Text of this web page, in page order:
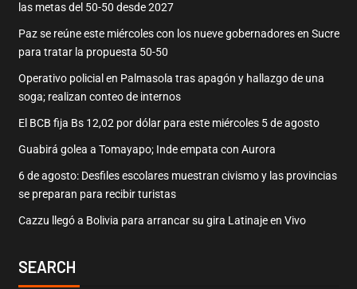
las metas del 50-50 desde 2027
Paz se reúne este miércoles con los nueve gobernadores en Sucre
para tratar la propuesta 50-50
Operativo policial en Palmasola tras apagón y hallazgo de una
soga; realizan conteo de internos
El BCB fija Bs 12,02 por dólar para este miércoles 5 de agosto
Guabirá golea a Tomayapo; Inde empata con Aurora
6 de agosto: Desfiles escolares muestran civismo y las provincias
se preparan para recibir turistas
Cazzu llegó a Bolivia para arrancar su gira Latinaje en Vivo
SEARCH